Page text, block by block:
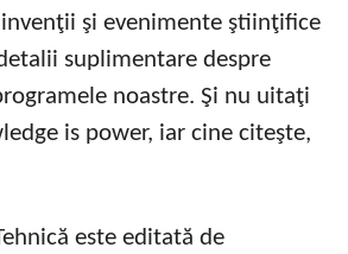
şi evenimente ştiinţifice
suplimentare despre
noastre. Şi nu uitaţi
is power, iar cine citeşte,
este editată de